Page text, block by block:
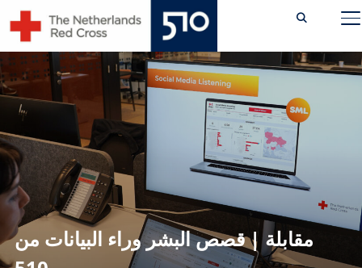
Skip
to
TOGGLE SIDEBAR & NAVIGATION
مقابلة | قصص البشر وراء البيانات من